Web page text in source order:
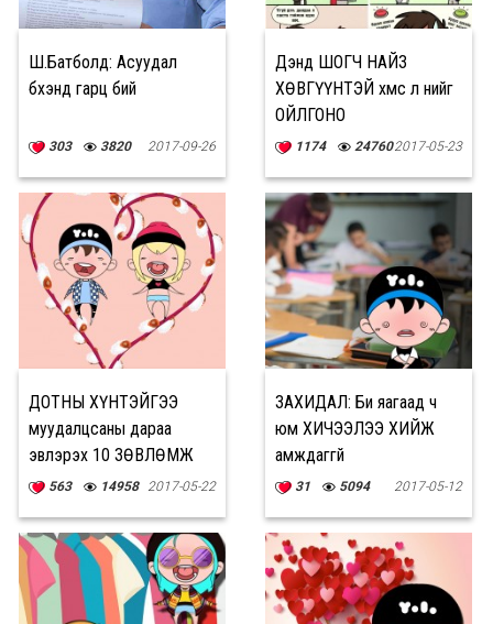
Ш.Батболд: Асуудал
бүхэнд гарц бий
303 3820 2017-09-26
Дэндүү ШОГЧ НАЙЗ
ХӨВГҮҮНТЭЙ хүмүүс л үүнийг
ОЙЛГОНО
1174 247602017-05-23
ДОТНЫ ХҮНТЭЙГЭЭ
муудалцсаны дараа
эвлэрэх 10 ЗӨВЛӨМЖ
563 14958 2017-05-22
ЗАХИДАЛ: Би яагаад ч
юм ХИЧЭЭЛЭЭ ХИЙЖ
амждаггүй
31 5094 2017-05-12